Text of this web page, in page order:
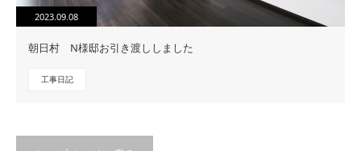
2023.09.08
朝日村 N様邸お引き渡ししました
工事日記